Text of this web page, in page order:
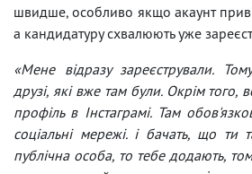
швидше, особливо якщо акаунт
а кандидатуру схвалюють уже
«Мене відразу зареєстрували.
друзі, які вже там були. Окрім того,
профіль в Інстаграмі. Там
соціальні мережі. і бачать, що ти
публічна особа, то тебе додають,